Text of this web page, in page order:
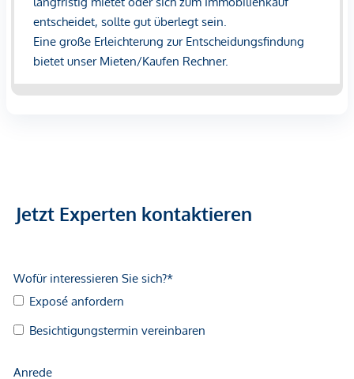
geltend zu machen. Wir weisen Sie darauf hin, dass die
gemachten Angaben und Informationen lediglich
unverbindliche Vorabinformationen sind und daher ohne
entgegen dem in der Immobilienwirtschaft üblichen
Jetzt Experten kontaktieren